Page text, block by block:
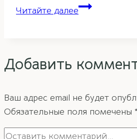
Читайте далееФэн-
силы
это
и
как
Добавить
Ваш адрес email не будет
Обязательные поля помечены *